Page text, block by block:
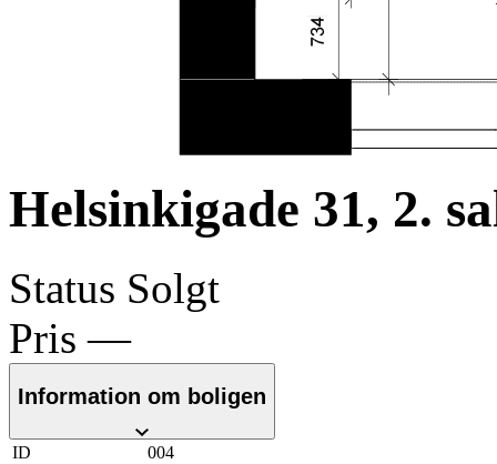
Helsinkigade 31, 2.
Status Solgt
Pris —
Information om boligen
ID
004